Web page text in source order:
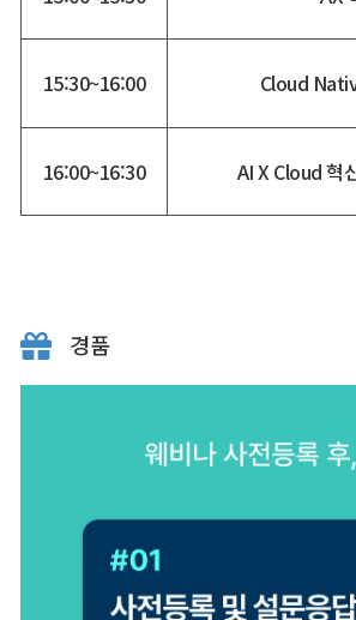
15:30~16:00 Cloud
16:00~16:30 AI X Cloud 혁
경품